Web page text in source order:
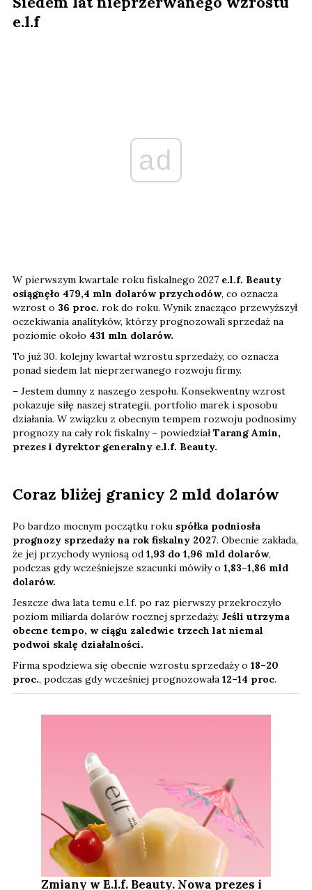
e.l.f
ad
W pierwszym kwartale roku fiskalnego 2027 e.l.f. Beauty
osiągnęło 479,4 mln dolarów przychodów, co oznacza
wzrost o 36 proc. rok do roku. Wynik znacząco przewyższył
oczekiwania analityków, którzy prognozowali sprzedaż na
poziomie około 431 mln dolarów.
To już 30. kolejny kwartał wzrostu sprzedaży, co oznacza
ponad siedem lat nieprzerwanego rozwoju firmy.
– Jestem dumny z naszego zespołu. Konsekwentny wzrost
pokazuje siłę naszej strategii, portfolio marek i sposobu
działania. W związku z obecnym tempem rozwoju podnosimy
prognozy na cały rok fiskalny – powiedziałTarang Amin,
prezes i dyrektor generalny e.l.f. Beauty.
Coraz bliżej granicy 2 mld dolarów
Po bardzo mocnym początku roku spółka podniosła
prognozy sprzedaży na rok fiskalny 2027. Obecnie zakłada,
że jej przychody wyniosą od 1,93 do 1,96 mld dolarów,
podczas gdy wcześniejsze szacunki mówiły o 1,83–1,86 mld
dolarów.
Jeszcze dwa lata temu e.l.f. po raz pierwszy przekroczyło
poziom miliarda dolarów rocznej sprzedaży. Jeśli utrzyma
obecne tempo, w ciągu zaledwie trzech lat niemal
podwoi skalę działalności.
Firma spodziewa się obecnie wzrostu sprzedaży o 18–20
proc., podczas gdy wcześniej prognozowała 12–14 proc.
Zmiany w E.l.f. Beauty. Nowa prezes i